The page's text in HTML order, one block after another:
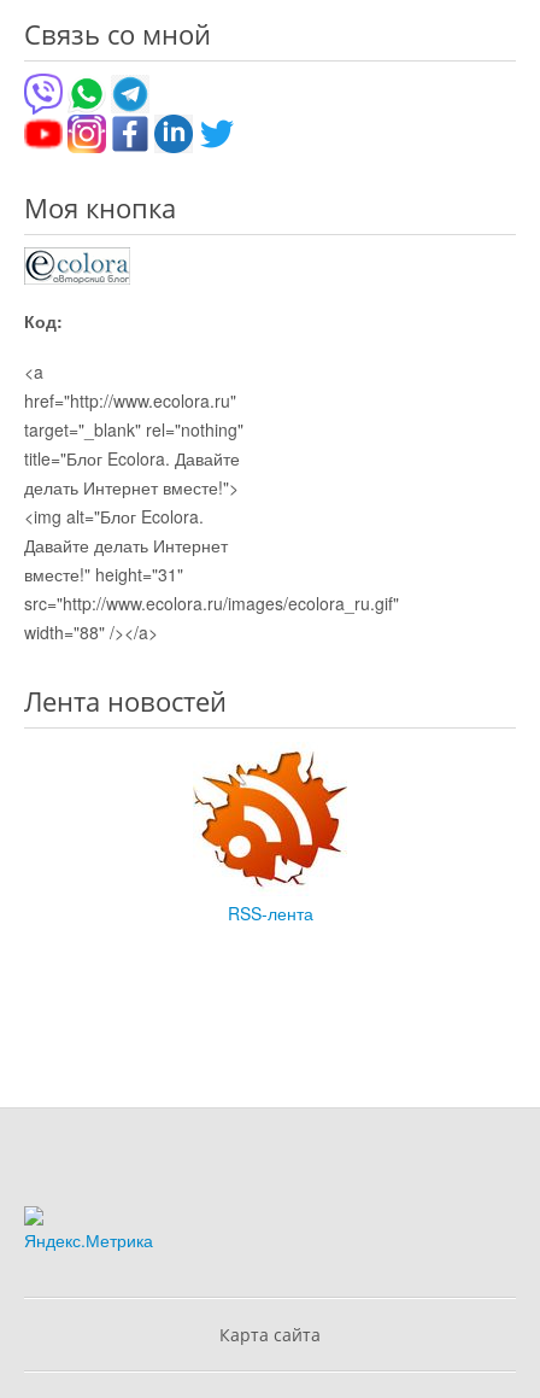
Связь со мной
Моя кнопка
Код:
<a
href="http://www.ecolora.ru"
target="_blank" rel="nothing"
title="Блог Ecolora. Давайте
делать Интернет вместе!">
<img alt="Блог Ecolora.
Давайте делать Интернет
вместе!" height="31"
src="http://www.ecolora.ru/images/ecolora_ru.gif"
width="88" /></a>
Лента новостей
RSS-лента
Карта сайта